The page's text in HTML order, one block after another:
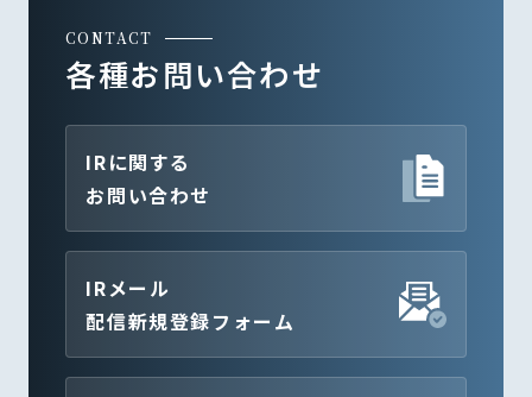
CONTACT
各種お問い合わせ
IRに関する
お問い合わせ
IRメール
配信新規登録フォーム